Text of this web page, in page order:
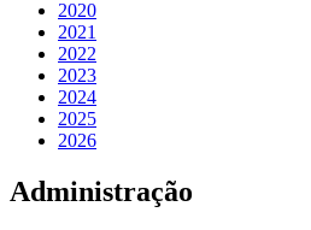
2020
2021
2022
2023
2024
2025
2026
Administração